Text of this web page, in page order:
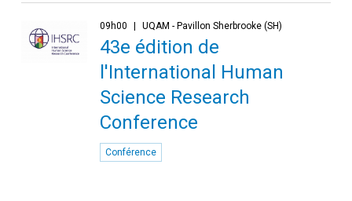
09h00 UQAM - Pavillon Sherbrooke (SH)
43e édition de
l'International Human
Science Research
Conference
Conférence